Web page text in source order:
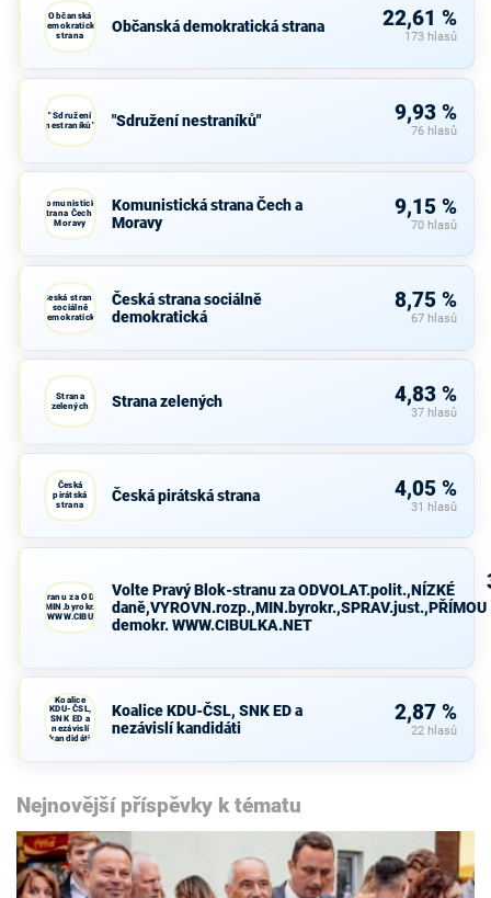
Občanská
demokratická
strana
Občanská demokratická strana 22,61 %
173 hlasů
"Sdružení
nestraníků"
"Sdružení nestraníků" 9,93 %
76 hlasů
Komunistická
strana Čech a
Moravy
Komunistická strana Čech a
Moravy
9,15 %
70 hlasů
Česká strana
sociálně
demokratická
Česká strana sociálně
demokratická
8,75 %
67 hlasů
Strana
zelených
Strana zelených 4,83 %
37 hlasů
Česká
pirátská
strana
Česká pirátská strana 4,05 %
31 hlasů
Blok-stranu za ODVOLAT.polit.,NÍZKÉ
demokr. WWW.CIBULKA.NET
Volte Pravý Blok-stranu za ODVOLAT.polit.,NÍZKÉ
daně,VYROVN.rozp.,MIN.byrokr.,SPRAV.just.,PŘÍMOU
demokr. WWW.CIBULKA.NET
Koalice
KDU-ČSL,
SNK ED a
nezávislí
kandidáti
Koalice KDU-ČSL, SNK ED a
nezávislí kandidáti
2,87 %
22 hlasů
Nejnovější příspěvky k tématu